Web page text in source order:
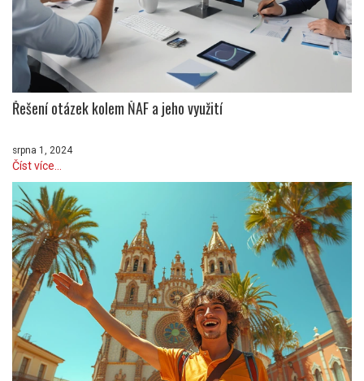
Řešení otázek kolem ŇAF a jeho využití
srpna 1, 2024
Číst více...